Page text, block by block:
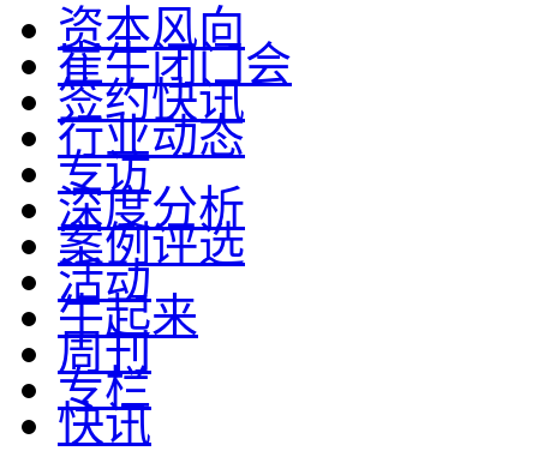
资本风向
崔牛闭门会
签约快讯
行业动态
专访
深度分析
案例评选
活动
牛起来
周刊
专栏
快讯